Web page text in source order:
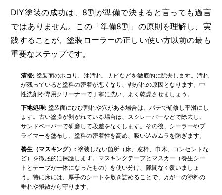
DIY塗装の成功は、8割が準備で決まると言っても過言
ではありません。この「準備8割」の原則を理解し、実
践することが、塗装ローラーの正しい使い方以前の最も
重要なステップです。
清掃: 塗装面のホコリ、油汚れ、カビなどを徹底的に除去します。汚れ
が残っていると塗料の密着が悪くなり、剥がれの原因となります。中
性洗剤や専用クリーナーで丁寧に洗い、よく乾燥させましょう。
下地処理: 塗装面にひび割れや穴がある場合は、パテで補修し平滑にし
ます。古い塗膜が剥がれている場合は、スクレーパーなどで除去し、
サンドペーパーで研磨して段差をなくします。その後、シーラーやプ
ライマーを塗布し、塗料の密着性を高め、吸い込みムラを防ぎます。
養生（マスキング）: 塗装しない箇所（床、窓枠、巾木、コンセントな
ど）を徹底的に保護します。マスキングテープとマスカー（養生シー
トとテープが一体になったもの）を使い分け、隙間なく覆いましょ
う。特に床には、厚手のシートを敷き詰めることで、万が一の塗料の
垂れや飛散から守ります。